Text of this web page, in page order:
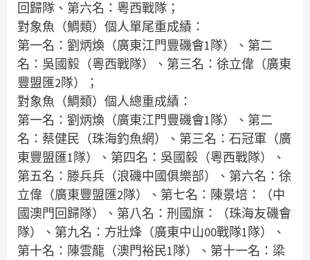
回歸隊、第六名：粵西戰隊；
對象魚（鯛類）個人單尾重成績：
第一名：劉炳煥（廣東江門豐磯會1隊）、第二
名：吳國毅（粵西戰隊）、第三名：徐立偉（廣東
豐盟匯2隊）；
對象魚（鯛類）個人總重成績：
第一名：劉炳煥（廣東江門豐磯會1隊）、第二
名：蔡健民（珠海釣魚網）、第三名：石冠軍（廣
東豐盟匯1隊）、第四名：吳國毅（粵西戰隊）、
第五名：滕兵兵（浪磯中國俱樂部）、第六名：徐
立偉（廣東豐盟匯2隊）、第七名：陳景培：（中
國澳門回歸隊）、第八名：刑國旗：（珠海友磯會
隊）、第九名：方壯烽（廣東中山00戰隊1隊）、
第十名：陳雲龍（澳門裕民1隊）、第十一名：梁